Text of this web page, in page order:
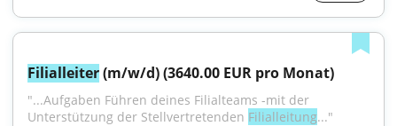
Filialleiter (m/w/d) (3640.00 EUR pro Monat)
"...Aufgaben Führen deines Filialteams -mit der
Unterstützung der Stellvertretenden Filialleitung..."